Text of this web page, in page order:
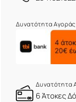
Δυνατότητα
Δυνατότητα
6 Άτοκες